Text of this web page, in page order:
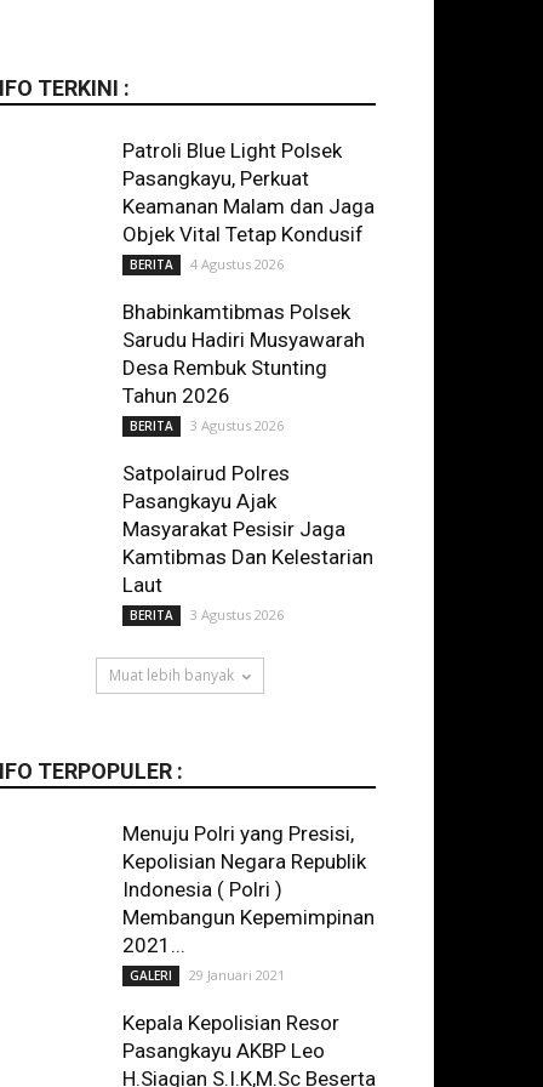
TERKINI :
Patroli Blue Light Polsek
Pasangkayu, Perkuat
Keamanan Malam dan Jaga
Objek Vital Tetap Kondusif
BERITA 4 Agustus 2026
Bhabinkamtibmas Polsek
Sarudu Hadiri Musyawarah
Desa Rembuk Stunting
Tahun 2026
BERITA 3 Agustus 2026
Satpolairud Polres
Pasangkayu Ajak
Masyarakat Pesisir Jaga
Kamtibmas Dan Kelestarian
Laut
BERITA 3 Agustus 2026
Muat lebih banyak
TERPOPULER :
Menuju Polri yang Presisi,
Kepolisian Negara Republik
Indonesia ( Polri )
Membangun Kepemimpinan
2021...
GALERI 29 Januari 2021
Kepala Kepolisian Resor
Pasangkayu AKBP Leo
H.Siagian S.I.K,M.Sc Beserta